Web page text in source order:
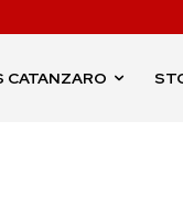
CATANZARO